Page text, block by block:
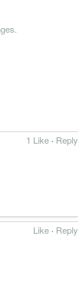
1 Like · Reply
Like · Reply